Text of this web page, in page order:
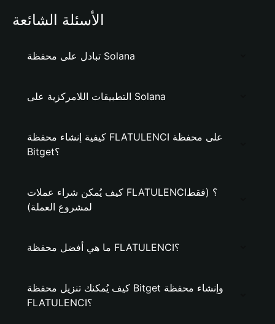
الأسئلة الشائعة
تبادل على محفظة Solana
التطبيقات اللامركزية على Solana
كيفية إنشاء محفظة FLATULENCI على محفظة
Bitget؟
كيف يُمكن شراء عملات FLATULENCI؟ (فقط
لمشروع العملة)
ما هي أفضل محفظة FLATULENCI؟
كيف يُمكنك تنزيل محفظة Bitget وإنشاء محفظة
FLATULENCI؟